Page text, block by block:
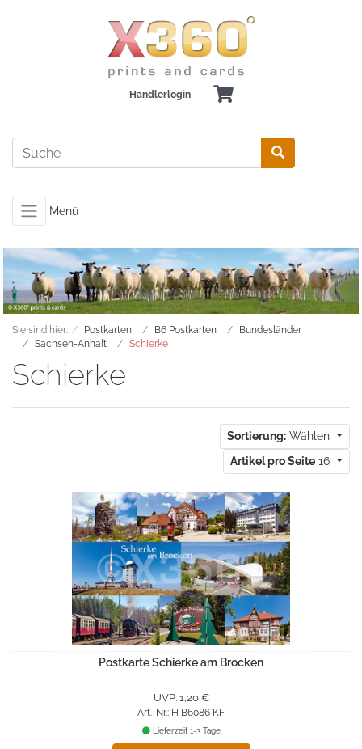
Händlerlogin
Menü
Sie sind hier: Postkarten B6 Postkarten
Bundesländer
Sachsen-Anhalt
Schierke
Schierke
Sortierung: Wählen
Artikel pro Seite 16
Postkarte Schierke am Brocken
UVP: 1,20 €
Art.-Nr.: H B6086 KF
Lieferzeit 1-3 Tage